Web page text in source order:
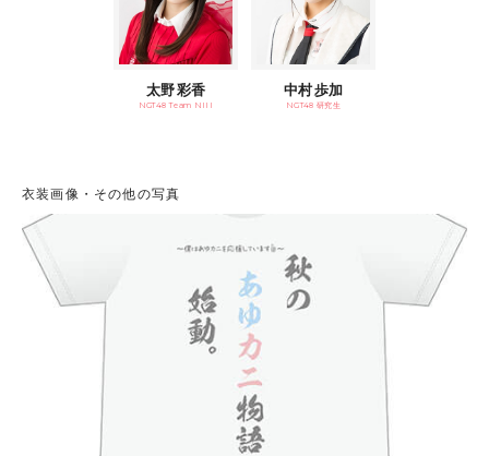
太野 彩香
NGT48 Team NIII
中村 歩加
NGT48 研究生
衣装画像・その他の写真